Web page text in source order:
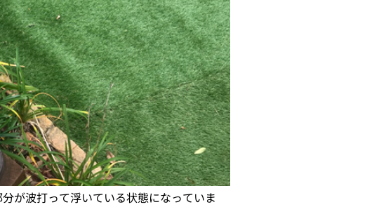
が波打って浮いている状態になっていま